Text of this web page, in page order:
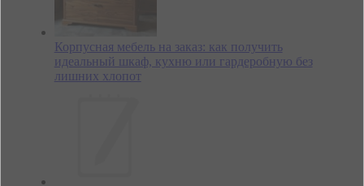
Корпусная мебель на заказ: как получить
идеальный шкаф, кухню или гардеробную без
лишних хлопот